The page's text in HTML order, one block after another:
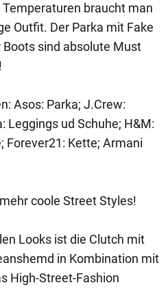
braucht man
Outfit. Der Parka mit Fake
Boots sind absolute Must
Asos: Parka; J.Crew:
Leggings ud Schuhe; H&M:
Forever21: Kette; Armani
coole Street Styles!
Looks ist die Clutch mit
in Kombination mit
High-Street-Fashion